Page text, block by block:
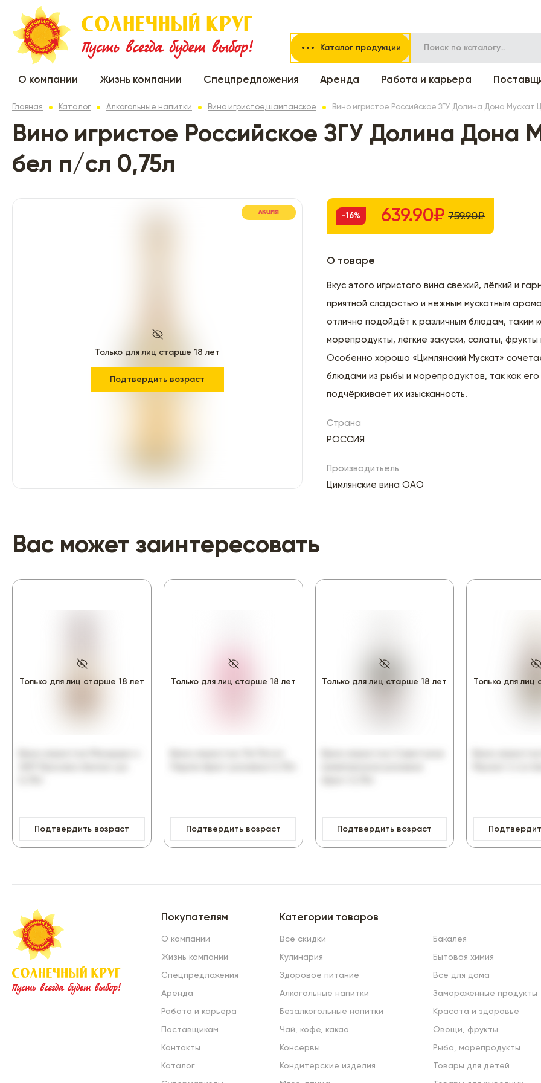
Каталог продукции
О компании Жизнь компании Спецпредложения Аренда Работа и карьера
Главная Каталог Алкогольные напитки Вино игристое,шампанское Вино игристое Российское ЗГУ Долина Дона Мускат
Вино игристое Российское ЗГУ Долина Дона
бел п/сл 0,75л
АКЦИЯ
Только для лиц старше 18 лет
Подтвердить возраст
-16% 639.90₽ 759.90₽
О товаре
Вкус этого игристого вина свежий, лёгкий и
приятной сладостью и нежным мускатным
отлично подойдёт к различным блюдам, таким
морепродукты, лёгкие закуски, салаты,
Особенно хорошо «Цимлянский Мускат»
блюдами из рыбы и морепродуктов, так как его
подчёркивает их изысканность.
Страна
РОССИЯ
Производитьель
Цимлянские вина ОАО
Вас может заинтересовать
Только для лиц старше 18 лет
Подтвердить возраст
Только для лиц старше 18 лет
Подтвердить возраст
Только для лиц старше 18 лет
Подтвердить возраст
Только для лиц
622.50₽
Покупателям
О компании
Жизнь компании
Спецпредложения
Аренда
Работа и карьера
Поставщикам
Контакты
Каталог
Категории товаров
Все скидки
Кулинария
Здоровое питание
Алкогольные напитки
Безалкогольные напитки
Чай, кофе, какао
Консервы
Кондитерские изделия
Бакалея
Бытовая химия
Все для дома
Замороженные продукты
Красота и здоровье
Овощи, фрукты
Рыба, морепродукты
Товары для детей